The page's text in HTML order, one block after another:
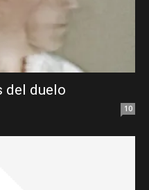
del duelo
10